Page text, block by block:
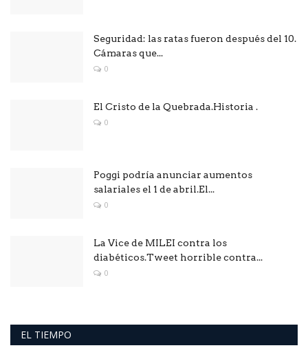
Seguridad: las ratas fueron después del 10.
Cámaras que...
0
El Cristo de la Quebrada.Historia .
0
Poggi podría anunciar aumentos
salariales el 1 de abril.El...
0
La Vice de MILEI contra los
diabéticos.Tweet horrible contra...
0
EL TIEMPO